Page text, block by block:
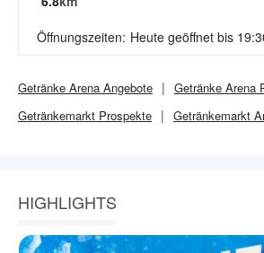
Öffnungszeiten: Heute geöffnet bis
Getränke Arena Angebote Getränke Arena
Getränkemarkt Prospekte Getränkemarkt
HIGHLIGHTS